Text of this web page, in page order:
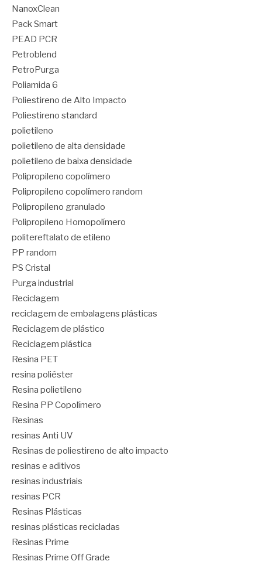
NanoxClean
Pack Smart
PEAD PCR
Petroblend
PetroPurga
Poliamida 6
Poliestireno de Alto Impacto
Poliestireno standard
polietileno
polietileno de alta densidade
polietileno de baixa densidade
Polipropileno copolímero
Polipropileno copolímero random
Polipropileno granulado
Polipropileno Homopolímero
politereftalato de etileno
PP random
PS Cristal
Purga industrial
Reciclagem
reciclagem de embalagens plásticas
Reciclagem de plástico
Reciclagem plástica
Resina PET
resina poliéster
Resina polietileno
Resina PP Copolímero
Resinas
resinas Anti UV
Resinas de poliestireno de alto impacto
resinas e aditivos
resinas industriais
resinas PCR
Resinas Plásticas
resinas plásticas recicladas
Resinas Prime
Resinas Prime Off Grade